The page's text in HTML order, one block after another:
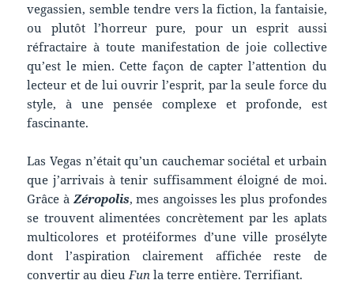
vegassien, semble tendre vers la fiction, la fantaisie,
ou plutôt l’horreur pure, pour un esprit aussi
réfractaire à toute manifestation de joie collective
qu’est le mien. Cette façon de capter l’attention du
lecteur et de lui ouvrir l’esprit, par la seule force du
style, à une pensée complexe et profonde, est
fascinante.
Las Vegas n’était qu’un cauchemar sociétal et urbain
que j’arrivais à tenir suffisamment éloigné de moi.
Grâce à Zéropolis, mes angoisses les plus profondes
se trouvent alimentées concrètement par les aplats
multicolores et protéiformes d’une ville prosélyte
dont l’aspiration clairement affichée reste de
convertir au dieuFun la terre entière. Terrifiant.